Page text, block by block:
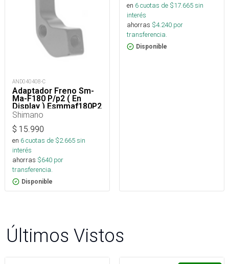
AND040408-C
Adaptador Freno Sm-
Ma-F180 P/p2 ( En
Display ) Esmmaf180P2
Shimano
$ 15.990
en 6cuotas de $2.665sin
interés
ahorras $640 por
transferencia.
Disponible
en 6cuotas de $17.665sin
interés
ahorras $4.240 por
transferencia.
Disponible
Últimos Vistos